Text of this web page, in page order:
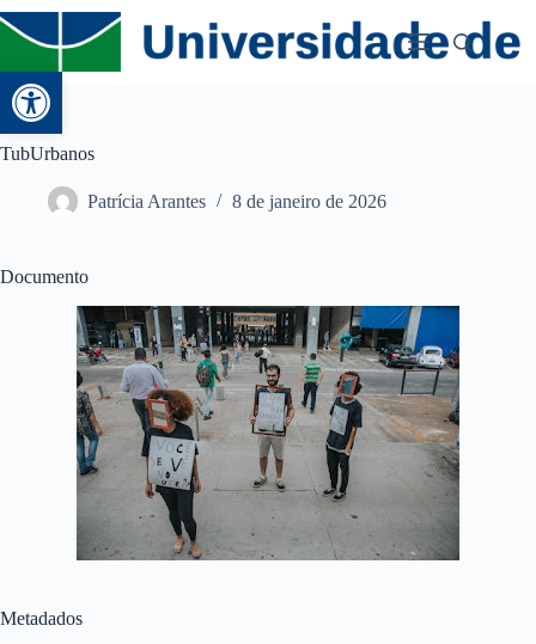
Abrir a barra de ferramentas
TubUrbanos
Patrícia Arantes 8 de janeiro de 2026
Documento
Metadados